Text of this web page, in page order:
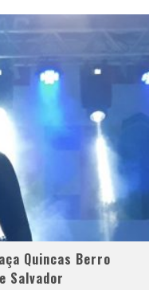
Quincas Berro
Salvador